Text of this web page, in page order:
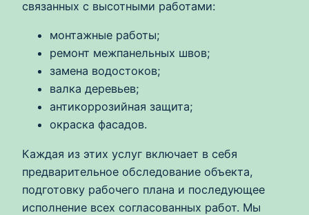
связанных с высотными работами:
монтажные работы;
ремонт межпанельных швов;
замена водостоков;
валка деревьев;
антикоррозийная защита;
окраска фасадов.
Каждая из этих услуг включает в себя
предварительное обследование объекта,
подготовку рабочего плана и последующее
исполнение всех согласованных работ. Мы